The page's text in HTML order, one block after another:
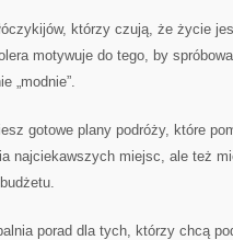
którzy czują, że życie
motywuje do tego, by
„modnie”.
gotowe plany podróży, które
najciekawszych miejsc, ale też
porad dla tych, którzy chcą